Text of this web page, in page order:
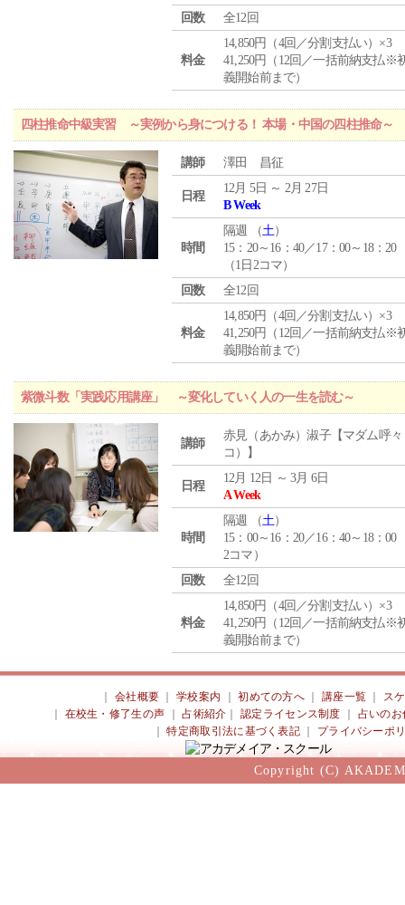
回数
全12回
料金
14,850円（4回／分割支払い）×3
41,250円（12回／一括前納支払※
義開始前まで）
四柱推命中級実習 ～実例から身につける！ 本場・中国の四柱推命～
講師 澤田 昌征
日程
12月 5日 ～ 2月 27日
B Week
時間
隔週 （土）
15：20～16：40／17：00～18：20
（1日2コマ）
回数
全12回
料金
14,850円（4回／分割支払い）×3
41,250円（12回／一括前納支払※
義開始前まで）
紫微斗数「実践応用講座」 ～変化していく人の一生を読む～
講師
赤見（あかみ）淑子【マダム呼々
コ）】
日程
12月 12日 ～ 3月 6日
A Week
時間
隔週 （土）
15：00～16：20／16：40～18：00
2コマ）
回数
全12回
料金
14,850円（4回／分割支払い）×3
41,250円（12回／一括前納支払※
義開始前まで）
会社概要 ｜学校案内 ｜初めての方へ 講座一覧
ス
在校生・修了生の声 ｜占術紹介 ｜認定ライセンス制度
占いのお
｜特定商取引法に基づく表記 プライバシーポ
Copyright (C)